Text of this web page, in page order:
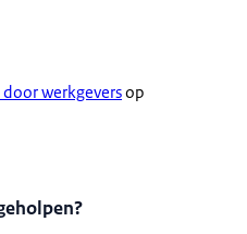
werkgeversop